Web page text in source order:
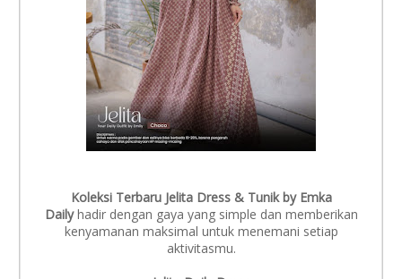
Koleksi Terbaru Jelita Dress & Tunik by Emka
Dailyhadir dengan gaya yang simple dan memberikan
kenyamanan maksimal untuk menemani setiap
aktivitasmu.